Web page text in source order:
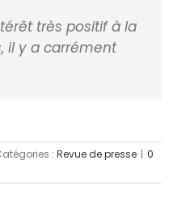
très positif à la
il y a carrément
: Revue de presse | 0